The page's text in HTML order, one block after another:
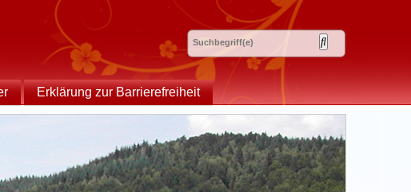
Erklärung zur Barrierefreiheit